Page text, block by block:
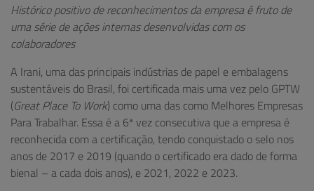
Histórico positivo de reconhecimentos da empresa é fruto de
uma série de ações internas desenvolvidas com os
colaboradores
A Irani, uma das principais indústrias de papel e embalagens
sustentáveis do Brasil, foi certificada mais uma vez pelo GPTW
(Great Place To Work) como uma das como Melhores Empresas
Para Trabalhar. Essa é a 6ª vez consecutiva que a empresa é
reconhecida com a certificação, tendo conquistado o selo nos
anos de 2017 e 2019 (quando o certificado era dado de forma
bienal – a cada dois anos), e 2021, 2022 e 2023.